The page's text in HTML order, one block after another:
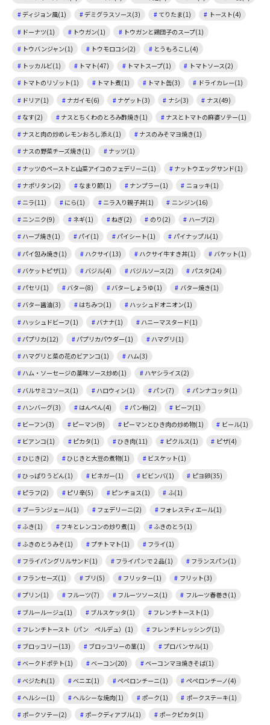
ディジョン風(1)
デミグラスソース(3) てりたま(1)
トースト(4)
ドーナツ(1)
トウガン(1)
トウガンと鶏団子のスープ(1)
トウバンジャン(1)
トウモロコシ(2)
とうもろこし(4)
トッカルビ(1)
トマト(47) トマトスープ(1)
トマトソース(2)
トマトのリゾット(1)
トマト煮(1) トマト缶(3)
ドライカレー(1)
ドリア(1)
ナガイモ(6) ナゲット(3) ナシ(3)
ナス(49)
なす(2)
ナスとちくわのとろみ酢焼き(1)
ナスとトマトの麻婆ソテー(1)
ナスと肉の炒めレモンおろし添え(1)
ナスのみそマヨ焼き(1)
ナスの野菜チーズ焼き(1)
ナッツ(1)
ナッツのペーストと山菜アイコのフェデリーニ(1)
ナットウエッグサンド(1)
ナポリタン(2)
なまり節(1) ナンプラー(1)
ニョッキ(1)
ニラ(11)
にら(1) ニラ入り親子丼(1)
ニンジン(16)
ニンニク(9)
ネギ(1) ねぎ(2) のり(2)
ハーブ(2)
ハーブ焼き(1)
パイ(1) パイシート(1)
パイナップル(1)
パイ包み焼き(1)
ハクサイ(13) ハクサイ牛すき丼(1)
バケット(1)
バケットピザ(1)
バジル(4) バジルソース(2)
パスタ(24)
パセリ(1)
バター(8) バターしょうゆ(1)
バター焼き(1)
バター醤油(3)
はちみつ(1)
ハッシュドオニオン(1)
ハッシュドビーフ(1)
バナナ(1)
ハニーマスタード(1)
パプリカ(12)
パプリカパウダー(1)
ハマグリ(1)
ハマグリと菜の花のビアンコ(1)
ハム(3)
ハム・ソーセージの薬味ソース炒め(1)
ハヤシライス(2)
バルサミコソース(1)
ハロウィン(1) パン(7)
パンナコッタ(1)
ハンバーグ(3)
はんぺん(4) パン粉(2)
ビーフ(1)
ビーフン(3)
ピーマン(9) ピーマンとひき肉の炒め物(1)
ビール(1)
ビアンコ(1)
ピカタ(1) ひき肉(11) ピクルス(1)
ピザ(4)
ひじき(2)
ひじきと大豆の煮物(1)
ビスケット(1)
ひっぱりうどん(1)
ビネガー(1) ビビンバ(1)
ピヨ卵(35)
ピラフ(2)
ピリ辛(5) ピンチョス(1)
ふ(1)
ブーランジェール(1)
フェデリーニ(2)
フォレスティエール(1)
ふき(1)
フキとレンコンの炒り煮(1)
ふきのとう(1)
ふきのとうみそ(1)
プチトマト(1)
フライ(1)
フライパングリルサンド(1)
フライパンで２品(1)
フランスパン(1)
フランセーズ(1)
ブリ(5) フリッター(1)
フリット(3)
プリン(1)
フルーツ(7) フルーツソース(1)
フルーツ春巻き(1)
ブルールージュ(1)
ブルスケッタ(1)
フレンチトースト(1)
フレンチトースト（パン ペルデュ）(1)
フレンチドレッシング(1)
ブロッコリー(13)
ブロッコリーの茎(1)
プロバンサル(1)
ベークドポテト(1)
ベーコン(20)
ベーコンマヨ焼きそば(1)
ベジたれ(1)
ベニエ(1) ペペロンチーニ(1)
ペペロンチーノ(4)
ヘルシー(1)
ヘルシーな焼肉(1) ポーク(1)
ポークステーキ(1)
ポークソテー(2)
ポークディアブル(1)
ポークピカタ(1)